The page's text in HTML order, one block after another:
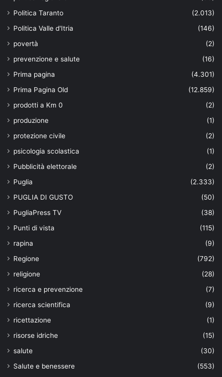
Politica Taranto
(2.013)
Politica Valle d'Itria
(146)
povertà
(2)
prevenzione e salute
(16)
Prima pagina
(4.301)
Prima Pagina Old
(12.859)
prodotti a Km 0
(2)
produzione
(1)
protezione civile
(2)
psicologia scolastica
(1)
Pubblicità elettorale
(2)
Puglia
(2.333)
PUGLIA DI GUSTO
(50)
PugliaPress TV
(38)
Punti di vista
(115)
rapina
(9)
Regione
(792)
religione
(28)
ricerca e prevenzione
(7)
ricerca scientifica
(9)
ricettazione
(1)
risorse idriche
(15)
salute
(30)
Salute e benessere
(553)